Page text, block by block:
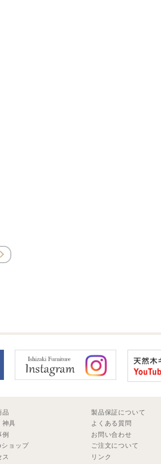
品
神具
例
ショップ
ス
製品保証について
よくある質問
お問い合わせ
ご注文について
リンク